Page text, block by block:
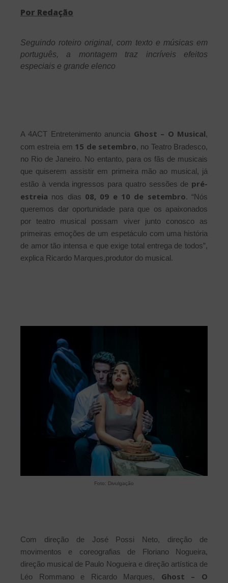
Por Redação
Seguindo roteiro original, com texto e músicas em
português, a montagem traz incríveis efeitos
especiais e grande elenco
A 4ACT Entretenimento anuncia Ghost – O Musical,
com estreia em 15 de setembro, no Teatro Bradesco,
no Rio de Janeiro. No entanto, para os fãs de musicais
que quiserem assistir em primeira mão ao musical, já
estão à venda ingressos para quatro sessões de pré-
estreia nos dias 08, 09 e 10 de setembro. “Nós
queremos dar oportunidade para que os apaixonados
por teatro musical possam viver junto conosco as
primeiras emoções de um espetáculo com uma história
de amor tão intensa e que exige total entrega de todos”,
explica Ricardo Marques,produtor do musical.
Foto: Divulgação
Com direção de José Possi Neto, direção de
movimentos e coreografias de Floriano Nogueira,
direção musical de Paulo Nogueira e direção artística de
Léo Rommano e Ricardo Marques, Ghost – O